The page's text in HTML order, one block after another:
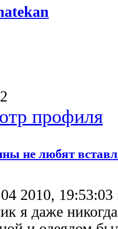
не любят
2010, 19:53:03
я даже